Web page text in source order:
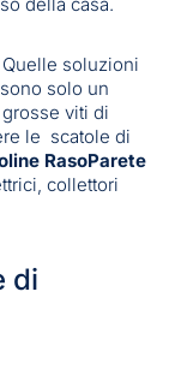
Quelle soluzioni
solo un
viti di
le scatole di
RasoParete
collettori
di